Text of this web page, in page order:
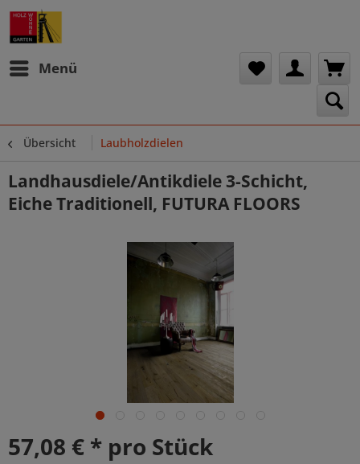
Menü
Übersicht Laubholzdielen
Landhausdiele/Antikdiele 3-Schicht,
Eiche Traditionell, FUTURA FLOORS
57,08 € * pro Stück